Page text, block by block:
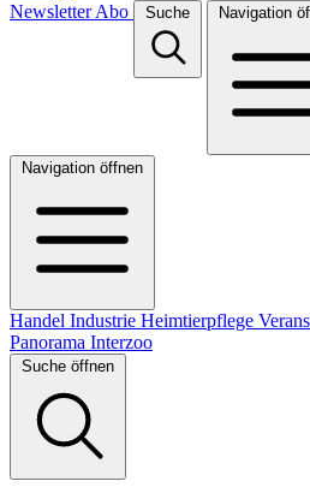
Newsletter Abo Suche Navigation
Navigation öffnen
Handel Industrie Heimtierpflege
Panorama Interzoo
Suche öffnen